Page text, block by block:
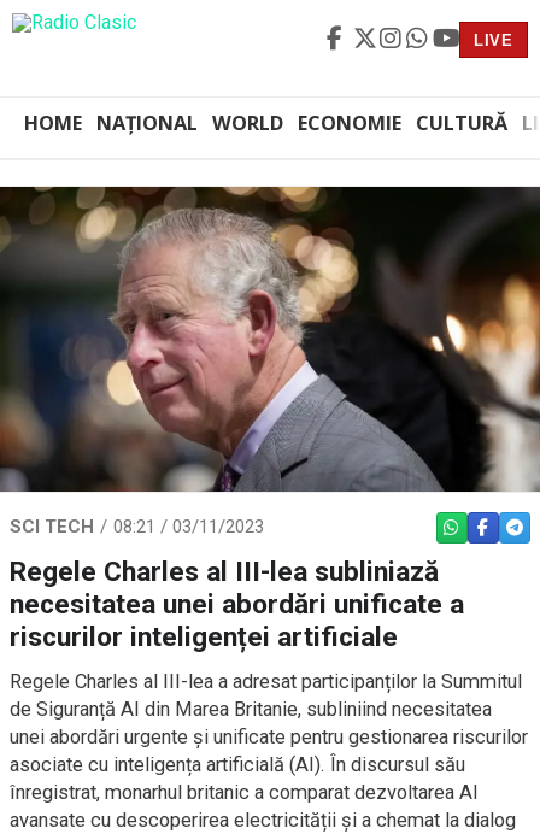
LIVE
HOME NAȚIONAL WORLD ECONOMIE CULTURĂ
SCI TECH 08:21 / 03/11/2023 WHATSAPP
Regele Charles al III-lea subliniază
necesitatea unei abordări unificate a
riscurilor inteligenței artificiale
Regele Charles al III-lea a adresat participanților la Summitul
de Siguranță AI din Marea Britanie, subliniind necesitatea
unei abordări urgente și unificate pentru gestionarea riscurilor
asociate cu inteligența artificială (AI). În discursul său
înregistrat, monarhul britanic a comparat dezvoltarea AI
avansate cu descoperirea electricității și a chemat la dialog